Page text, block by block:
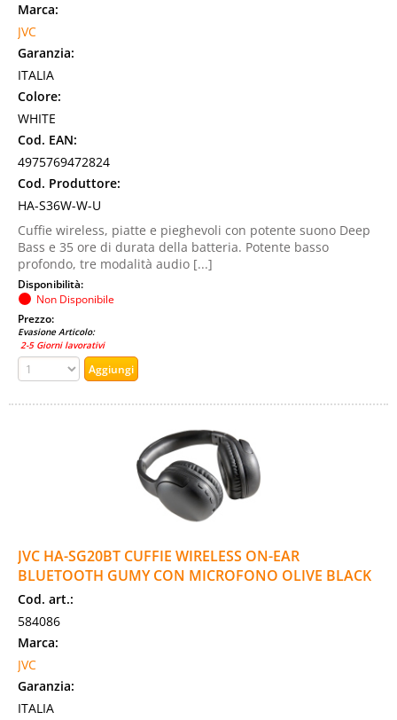
Marca:
JVC
Garanzia:
ITALIA
Colore:
WHITE
Cod. EAN:
4975769472824
Cod. Produttore:
HA-S36W-W-U
Cuffie wireless, piatte e pieghevoli con potente suono Deep
Bass e 35 ore di durata della batteria. Potente basso
profondo, tre modalità audio [...]
Disponibilità:
Non Disponibile
Prezzo:
Evasione Articolo:
2-5 Giorni lavorativi
JVC HA-SG20BT CUFFIE WIRELESS ON-EAR
BLUETOOTH GUMY CON MICROFONO OLIVE BLACK
Cod. art.:
584086
Marca:
JVC
Garanzia:
ITALIA